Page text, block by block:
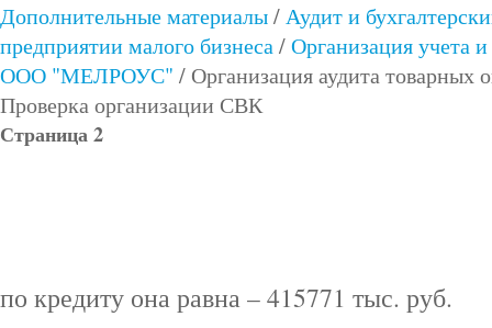
Дополнительные материалы/Аудит и
предприятии малого бизнеса/Организация учета
ООО "МЕЛРОУС" / Организация аудита
Проверка организации СВК
Страница 2
по кредиту она равна – 415771 тыс. руб.